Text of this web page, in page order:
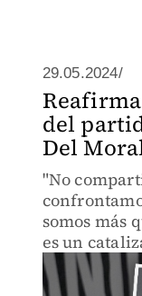
29.05.2024/
del
Del
"No
somos más
es un
Zúñiga,
mexiquense